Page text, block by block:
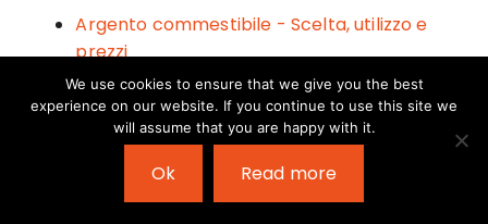
b
o
o
r st vi
di
Argento commestibile - Scelta, utilizzo e
prezzi
Ceralacca bronzo - Scelta, utilizzo e prezzi
Vernice oro - Scelta, utilizzo e prezzi
Pittura gessosa - Scelta, utilizzo e prezzi
We use cookies to ensure that we give you the best
experience on our website. If you continue to use this site we
will assume that you are happy with it.
Ok Read more